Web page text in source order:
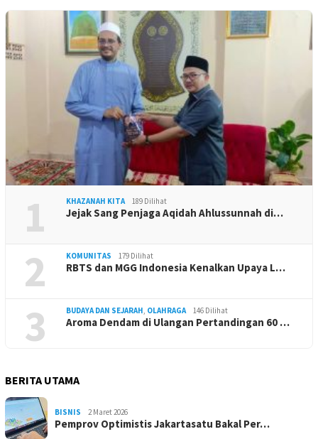
1 KHAZANAH KITA 189 Dilihat
Jejak Sang Penjaga Aqidah Ahlussunnah di…
2 KOMUNITAS 179 Dilihat
RBTS dan MGG Indonesia Kenalkan Upaya L…
3 BUDAYA DAN SEJARAH OLAHRAGA 146 Dilihat
Aroma Dendam di Ulangan Pertandingan 60 …
BERITA UTAMA
BISNIS 2 Maret 2026
Pemprov Optimistis Jakartasatu Bakal Per…